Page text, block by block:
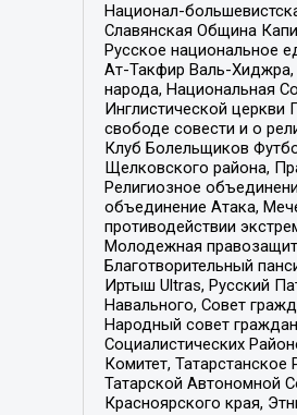
Национал-
Славянская Община
Русское национальное
Ат-Такфир Валь-Хиджра,
народа, Национальная
Инглистической
свободе совести и о
Клуб Болельщиков
Щелковского района,
Религиозное
объединение Атака,
противодействии
Молодежная
Благотворительный
Иртыш Ultras, Русский
Навального, Совет
Народный совет
Социалистических
Комитет,
Татарской Автономной
Красноярского края,